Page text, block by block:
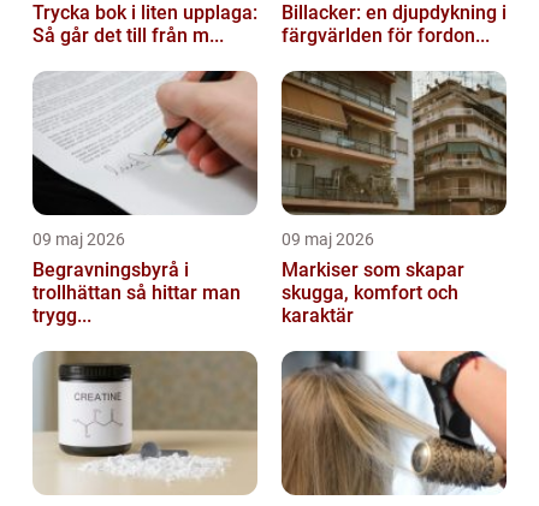
Trycka bok i liten upplaga:
Så går det till från m...
Billacker: en djupdykning i
färgvärlden för fordon...
09 maj 2026
Begravningsbyrå i
trollhättan så hittar man
trygg...
09 maj 2026
Markiser som skapar
skugga, komfort och
karaktär